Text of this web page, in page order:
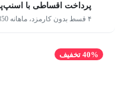
پرداخت اقساطی با
۴ قسط بدون کارمزد، ماهانه 824,850 تومان
40% تخفیف